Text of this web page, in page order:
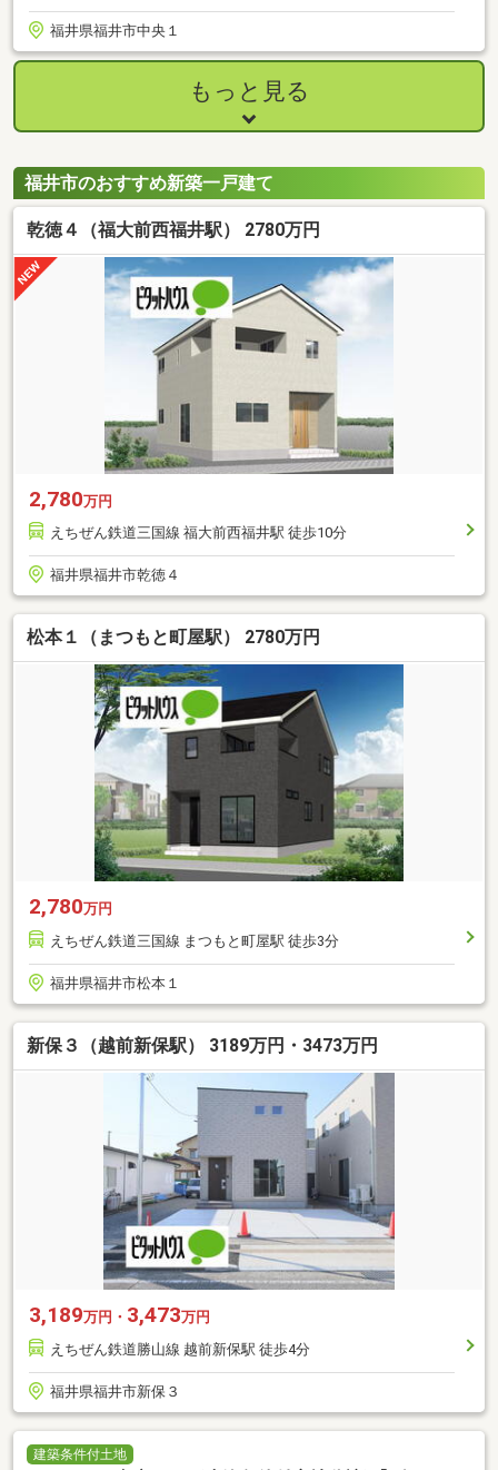
福井県福井市中央１
もっと見る
福井市のおすすめ新築一戸建て
乾徳４（福大前西福井駅） 2780万円
2,780万円
えちぜん鉄道三国線 福大前西福井駅 徒歩10分
福井県福井市乾徳４
松本１（まつもと町屋駅） 2780万円
2,780万円
えちぜん鉄道三国線 まつもと町屋駅 徒歩3分
福井県福井市松本１
新保３（越前新保駅） 3189万円・3473万円
3,189万円・ 3,473万円
えちぜん鉄道勝山線 越前新保駅 徒歩4分
福井県福井市新保３
建築条件付土地